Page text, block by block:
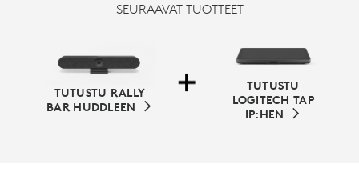
SEURAAVAT TUOTTEET
TUTUSTU RALLY
BAR HUDDLEEN
TUTUSTU
LOGITECH TAP
IP:HEN